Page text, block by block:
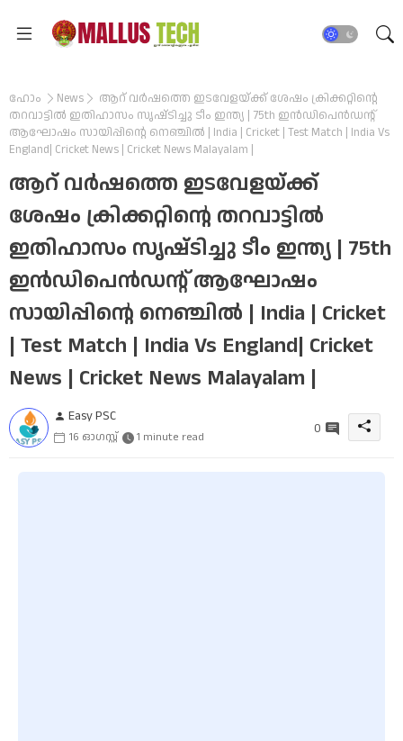
ഹോം News
ആറ് വർഷത്തെ ഇടവേളയ്ക്ക് ശേഷം ക്രിക്കറ്റിന്റെ
തറവാട്ടിൽ ഇതിഹാസം സൃഷ്‌ടിച്ചു ടീം ഇന്ത്യ | 75th ഇൻഡിപെൻഡന്റ്
ആഘോഷം സായിപ്പിന്റെ നെഞ്ചിൽ | India | Cricket | Test Match | India Vs
England| Cricket News | Cricket News Malayalam |
ആറ് വർഷത്തെ ഇടവേളയ്ക്ക്
ശേഷം ക്രിക്കറ്റിന്റെ തറവാട്ടിൽ
ഇതിഹാസം സൃഷ്‌ടിച്ചു ടീം ഇന്ത്യ | 75th
ഇൻഡിപെൻഡന്റ് ആഘോഷം
സായിപ്പിന്റെ നെഞ്ചിൽ | India | Cricket
| Test Match | India Vs England| Cricket
News | Cricket News Malayalam |
Easy PSC
16 ഓഗസ്റ്റ് 1 minute read 0